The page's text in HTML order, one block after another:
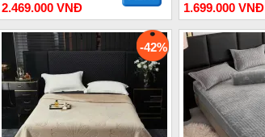
2.469.000 VNĐ 1.699.000 VNĐ
-42%